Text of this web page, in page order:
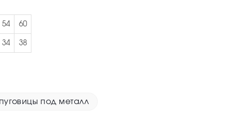
54 60
34 38
под металл